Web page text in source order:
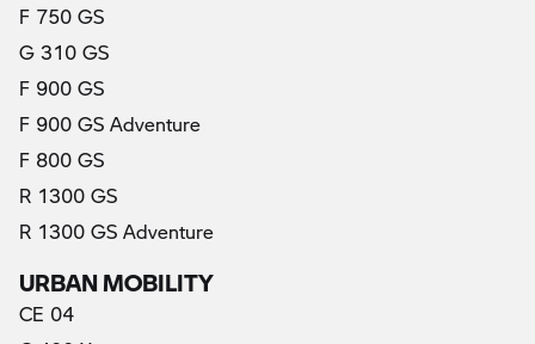
F 750 GS
G 310 GS
F 900 GS
F 900 GS Adventure
F 800 GS
R 1300 GS
R 1300 GS Adventure
URBAN MOBILITY
CE 04